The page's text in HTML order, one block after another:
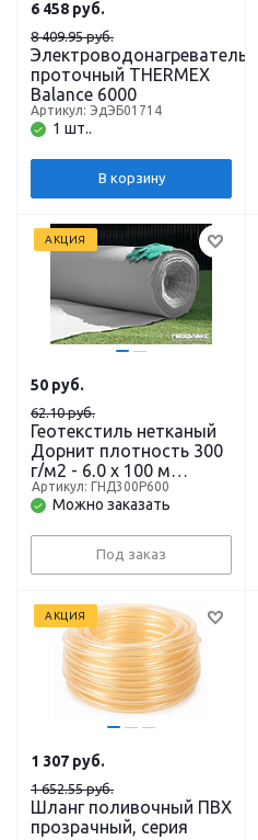
Электроводонагреватель
проточный THERMEX
Balance 6000
1 шт..
Артикул: ЭдЭБ01714
6 458 руб.
8 409.95 руб.
В корзину
АКЦИЯ
Геотекстиль нетканый
Дорнит плотность 300
г/м2 - 6,0 х 100 м
(рулон-600 м2)
Можно заказать
Артикул: ГНД300Р600
50 руб.
62.10 руб.
Под заказ
АКЦИЯ
Шланг поливочный ПВХ
прозрачный, серия
1 307 руб.
1 652.55 руб.